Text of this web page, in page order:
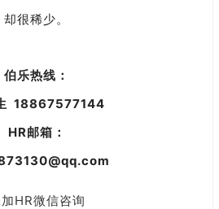
却很稀少。
伯乐热线：
18867577144
HR邮箱：
HR微信咨询